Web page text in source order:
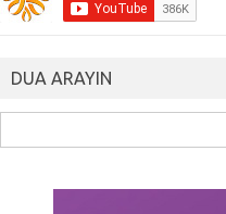
DUA ARAYIN